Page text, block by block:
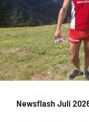
Newsflash Juli